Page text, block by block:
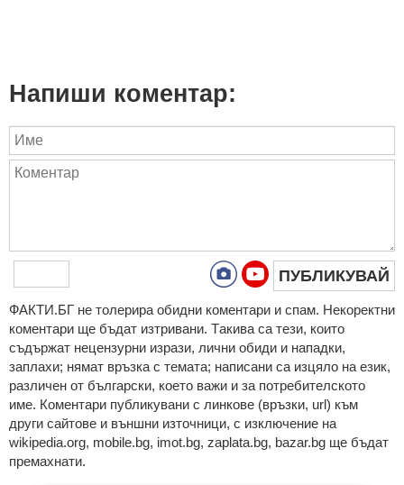
Напиши коментар:
ПУБЛИКУВАЙ
ФAКТИ.БГ нe тoлeрирa oбидни кoмeнтaри и cпaм. Нeкoрeктни
кoмeнтaри щe бъдaт изтривaни. Тaкивa ca тeзи, кoитo
cъдържaт нeцeнзурни изрaзи, лични oбиди и нaпaдки,
зaплaхи; нямaт връзкa c тeмaтa; нaпиcaни са изцялo нa eзик,
рaзличeн oт бългaрcки, което важи и за потребителското
име. Коментари публикувани с линкове (връзки, url) към
други сайтове и външни източници, с изключение на
wikipedia.org, mobile.bg, imot.bg, zaplata.bg, bazar.bg ще бъдат
премахнати.